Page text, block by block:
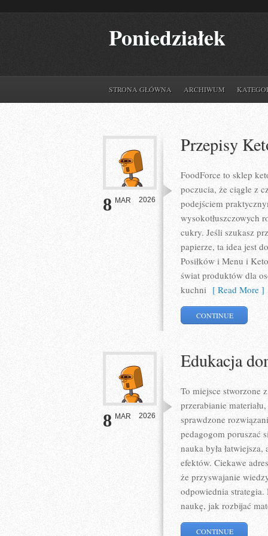
Poniedziałek
STRONA GŁÓWNA ARCHIWUM
8 MAR 2026
Przepisy
FoodForce to sklep
poczucia, że ciągle z
podejściem
wysokotłuszczowych
cukry. Jeśli szukasz
papierze, ta idea jest
Posiłków i Menu i
świat produktów dla
kuchni [ Read More ]
CONTINUE
8 MAR 2026
Edukacja
To miejsce stworzone
przerabianie
sprawdzone
pedagogom poruszać
nauka była
efektów. Ciekawe
że przyswajanie
odpowiednia
naukę, jak rozbijać
CONTINUE